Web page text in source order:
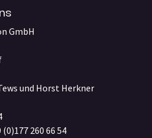
GmbH
und Horst Herkner
260 66 54